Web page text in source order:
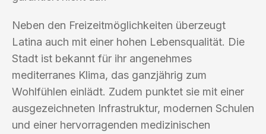
Neben den Freizeitmöglichkeiten überzeugt
Latina auch mit einer hohen Lebensqualität. Die
Stadt ist bekannt für ihr angenehmes
mediterranes Klima, das ganzjährig zum
Wohlfühlen einlädt. Zudem punktet sie mit einer
ausgezeichneten Infrastruktur, modernen Schulen
und einer hervorragenden medizinischen